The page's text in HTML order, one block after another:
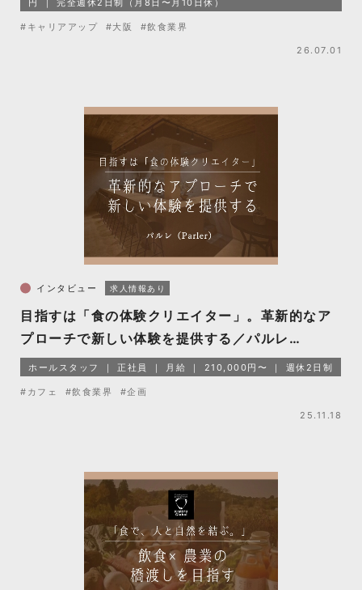
円
完全週休2日制（月8日〜月10日休）
#キャリアアップ #大阪 #飲食業界
26.07.01
インタビュー 求人情報あり
目指すは「食の体験クリエイター」。革新的なア
プローチで新しい体験を提供する／パルレ
（Parler）
ホールスタッフ 正社員 月給 210,000円〜 週休2日制
#カフェ #飲食業界 #企画
25.11.18